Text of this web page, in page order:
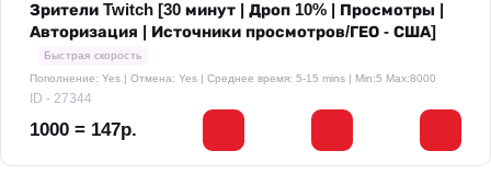
Зрители Twitch [30 минут | Дроп 10% | Просмотры |
Авторизация | Источники просмотров/ГЕО - США]
Быстрая скорость
Пополнение: Yes | Отмена: Yes | Среднее время: 5-15 mins | Min:5 Max:8000
ID - 27344
1000 = 147р.